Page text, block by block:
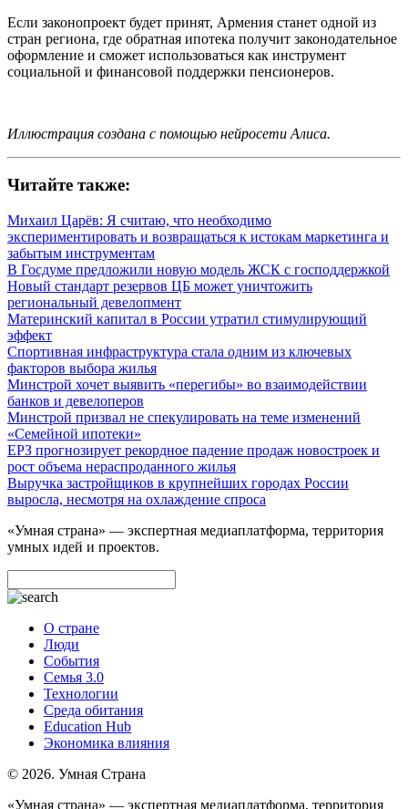
Если законопроект будет принят, Армения станет одной из
стран региона, где обратная ипотека получит законодательное
оформление и сможет использоваться как инструмент
социальной и финансовой поддержки пенсионеров.
Иллюстрация создана с помощью нейросети Алиса.
Читайте также:
Михаил Царёв: Я считаю, что необходимо
экспериментировать и возвращаться к истокам маркетинга и
забытым инструментам
В Госдуме предложили новую модель ЖСК с господдержкой
Новый стандарт резервов ЦБ может уничтожить
региональный девелопмент
Материнский капитал в России утратил стимулирующий
эффект
Спортивная инфраструктура стала одним из ключевых
факторов выбора жилья
Минстрой хочет выявить «перегибы» во взаимодействии
банков и девелоперов
Минстрой призвал не спекулировать на теме изменений
«Семейной ипотеки»
ЕРЗ прогнозирует рекордное падение продаж новостроек и
рост объема нераспроданного жилья
Выручка застройщиков в крупнейших городах России
выросла, несмотря на охлаждение спроса
«Умная страна» — экспертная медиаплатформа, территория
умных идей и проектов.
О стране
Люди
События
Семья 3.0
Технологии
Среда обитания
Education Hub
Экономика влияния
© 2026. Умная Страна
«Умная страна» — экспертная медиаплатформа, территория